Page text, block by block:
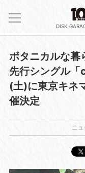
DISK
ボタニカルな
先行シングル
(土)に東京キネ
催決定
ニュ